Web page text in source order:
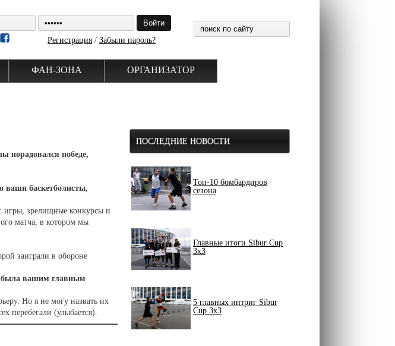
Регистрация / Забыли пароль?
ФАН-ЗОНА ОРГАНИЗАТОР
порадовался победе,
ваши баскетболисты,
игры, зрелищные конкурсы и
матча, в котором мы
заиграли в обороне
была вашим главным
Но я не могу назвать их
перебегали (улыбается).
ПОСЛЕДНИЕ НОВОСТИ
Топ-10 бомбардиров
сезона
Главные итоги Sibur Cup
3x3
5 главных интриг Sibur
Cup 3x3